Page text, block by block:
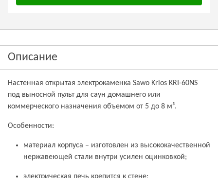
Описание
Настенная открытая электрокаменка Sawo Krios KRI-60NS
под выносной пульт для саун домашнего или
коммерческого назначения объемом от 5 до 8 м³.
Особенности:
материал корпуса – изготовлен из высококачественной
нержавеющей стали внутри усилен оцинковкой;